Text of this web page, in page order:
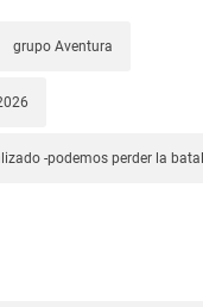
grupo Aventura
-podemos perder la